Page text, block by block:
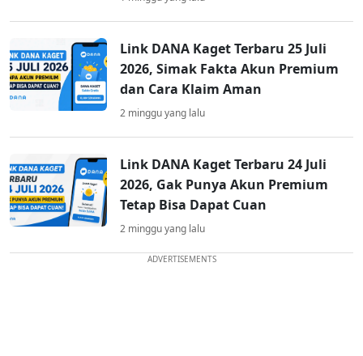
Link DANA Kaget Terbaru 25 Juli
2026, Simak Fakta Akun Premium
dan Cara Klaim Aman
2 minggu yang lalu
Link DANA Kaget Terbaru 24 Juli
2026, Gak Punya Akun Premium
Tetap Bisa Dapat Cuan
2 minggu yang lalu
ADVERTISEMENTS